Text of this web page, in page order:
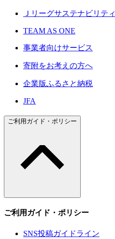
Ｊリーグサステナビリティ
TEAM AS ONE
事業者向けサービス
寄附をお考えの方へ
企業版ふるさと納税
JFA
ご利用ガイド・ポリシー
ご利用ガイド・ポリシー
SNS投稿ガイドライン